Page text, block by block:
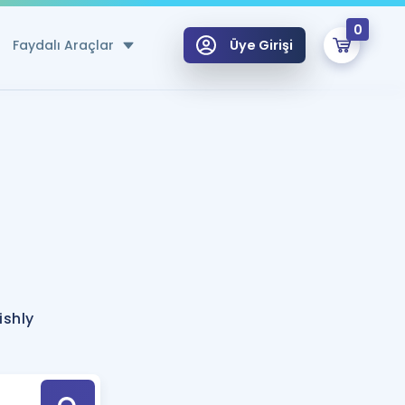
Faydalı Araçlar
Hesaplama Aracı
için Öneriler
Tek Takvimde
Üye Girişi
0
Hoca ile seni sınava hazırlayacak onlarca eğitim seni bekliyor!